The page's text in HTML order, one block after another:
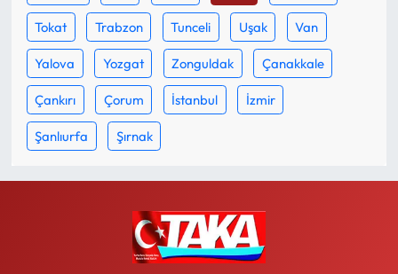
Tokat Trabzon Tunceli Uşak Van
Yalova Yozgat Zonguldak Çanakkale
Çankırı Çorum İstanbul İzmir
Şanlıurfa Şırnak